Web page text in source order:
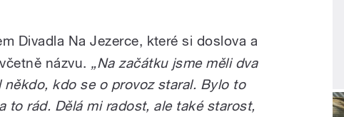
Divadla Na Jezerce, které si doslova a
názvu. „Na začátku jsme měli dva
kdo se o provoz staral. Bylo to
to rád. Dělá mi radost, ale také starost,